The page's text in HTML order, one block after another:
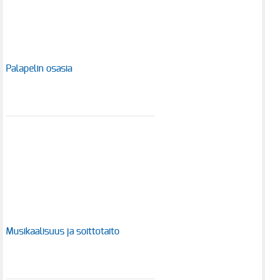
Palapelin osasia
Musikaalisuus ja soittotaito